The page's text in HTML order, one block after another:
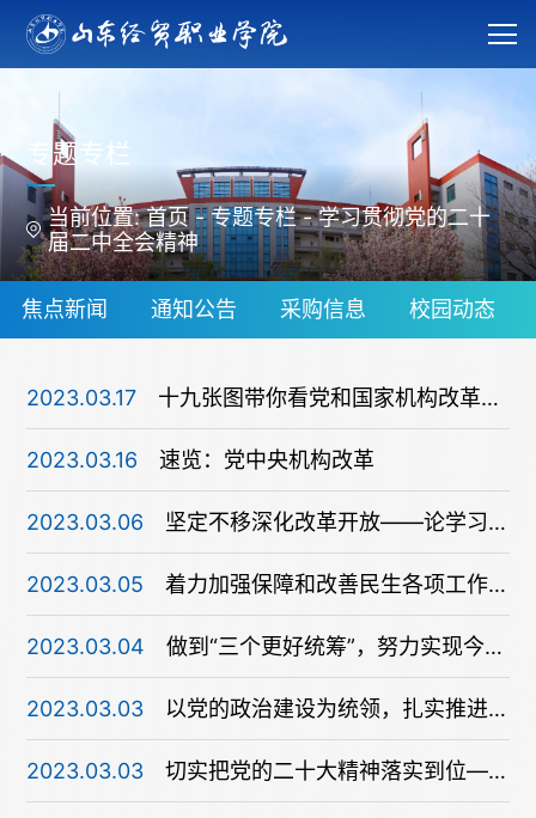
专题专栏
当前位置:首页 -专题专栏-学习贯彻党的二十
届二中全会精神
焦点新闻 通知公告 采购信息 校园动态
2023.03.17 十九张图带你看党和国家机构改革方案
2023.03.16 速览：党中央机构改革
2023.03.06 坚定不移深化改革开放——论学习贯彻党的二十届二中全会精神
2023.03.05 着力加强保障和改善民生各项工作——论学习贯彻党的二十届二中全会精神
2023.03.04 做到“三个更好统筹”，努力实现今年各项目标任务——论学习贯彻党的二十届二中全会精神
2023.03.03 以党的政治建设为统领，扎实推进党的各方面建设——论学习贯彻党的二十届二中全会精神
2023.03.03 切实把党的二十大精神落实到位——论学习贯彻党的二十届二中全会精神